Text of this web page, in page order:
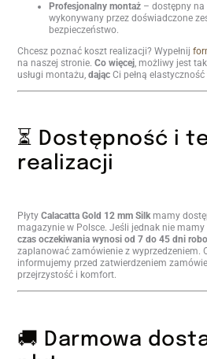
Profesjonalny montaż – dostępny na
wykonywany przez doświadczone
bezpieczeństwo.
Chcesz poznać koszt realizacji? Wypełnij
na naszej stronie.Co więcej , możliwy jest
usługi montażu,dając Ci pełną
⏳ Dostępność i
realizacji
PłytyCalacatta Gold 12 mm Silkmamy
magazynie w Polsce. Jeśli jednak nie
czas oczekiwania wynosi od 7 do 45 dni
zaplanować zamówienie z wyprzedzeniem.
informujemy przed zatwierdzeniem
przejrzystość i komfort.
🚚 Darmowa